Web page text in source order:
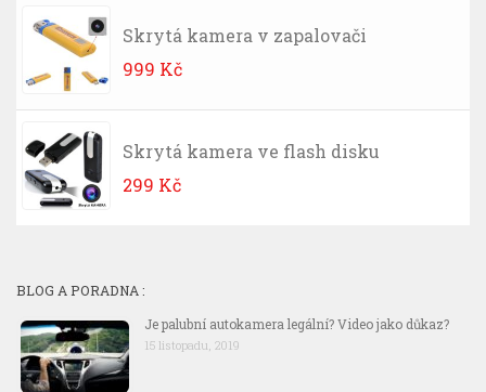
Skrytá kamera v zapalovači
999 Kč
Skrytá kamera ve flash disku
299 Kč
BLOG A PORADNA :
Je palubní autokamera legální? Video jako důkaz?
15 listopadu, 2019